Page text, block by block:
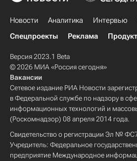
Новости Аналитика Интервью
Спецпроекты
Реклама
Версия 2023.1 Beta
© 2026 МИА «Россия сегодня»
Вакансии
Сетевое издание РИА Новости
в Федеральной службе по надзору в
информационных технологий и
(Роскомнадзор) 08 апреля 2014 года.
Свидетельство о регистрации Эл №
Учредитель: Федеральное
предприятие Международное